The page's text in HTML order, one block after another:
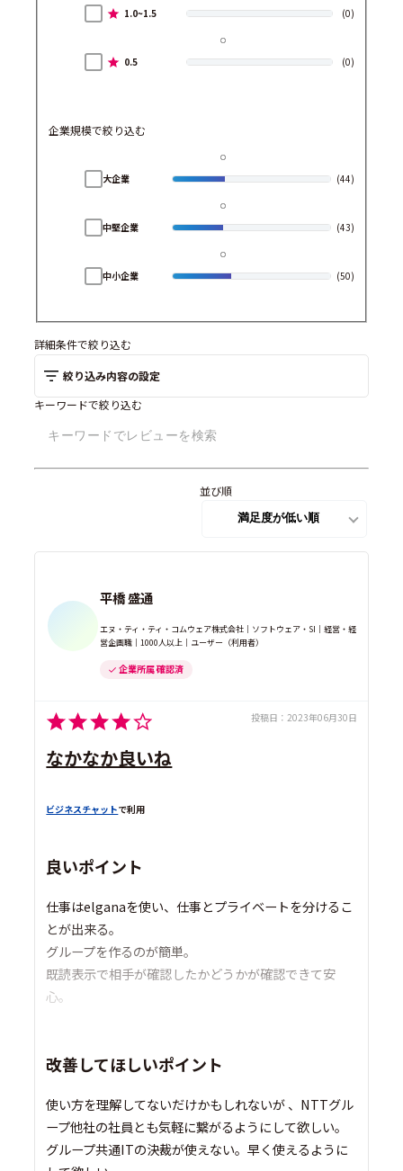
1.0~1.5 (0)
0.5 (0)
企業規模で絞り込む
大企業 (44)
中堅企業 (43)
中小企業 (50)
詳細条件で絞り込む
絞り込み内容の設定
キーワードで絞り込む
並び順
平橋 盛通
エヌ・ティ・ティ・コムウェア株式会社｜ソフトウェア・SI｜経営・経
営企画職｜1000人以上｜ユーザー（利用者）
企業所属 確認済
投稿日： 2023年06月30日
なかなか良いね
ビジネスチャットで利用
良いポイント
仕事はelganaを使い、仕事とプライベートを分けるこ
とが出来る。
グループを作るのが簡単。
既読表示で相手が確認したかどうかが確認できて安
心。
改善してほしいポイント
使い方を理解してないだけかもしれないが 、NTTグル
ープ他社の社員とも気軽に繋がるようにして欲しい。
グループ共通ITの決裁が使えない。早く使えるように